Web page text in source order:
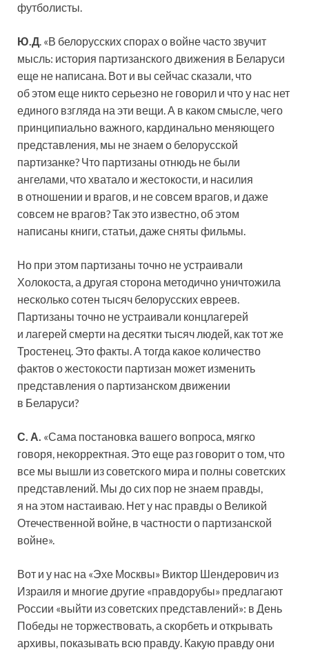
футболисты.
Ю.Д. «В белорусских спорах о войне часто звучит
мысль: история партизанского движения в Беларуси
еще не написана. Вот и вы сейчас сказали, что
об этом еще никто серьезно не говорил и что у нас нет
единого взгляда на эти вещи. А в каком смысле, чего
принципиально важного, кардинально меняющего
представления, мы не знаем о белорусской
партизанке? Что партизаны отнюдь не были
ангелами, что хватало и жестокости, и насилия
в отношении и врагов, и не совсем врагов, и даже
совсем не врагов? Так это известно, об этом
написаны книги, статьи, даже сняты фильмы.
Но при этом партизаны точно не устраивали
Холокоста, а другая сторона методично уничтожила
несколько сотен тысяч белорусских евреев.
Партизаны точно не устраивали концлагерей
и лагерей смерти на десятки тысяч людей, как тот же
Тростенец. Это факты. А тогда какое количество
фактов о жестокости партизан может изменить
представления о партизанском движении
в Беларуси?
С. А. «Сама постановка вашего вопроса, мягко
говоря, некорректная. Это еще раз говорит о том, что
все мы вышли из советского мира и полны советских
представлений. Мы до сих пор не знаем правды,
я на этом настаиваю. Нет у нас правды о Великой
Отечественной войне, в частности о партизанской
войне».
Вот и у нас на «Эхе Москвы» Виктор Шендерович из
Израиля и многие другие «правдорубы» предлагают
России «выйти из советских представлений»: в День
Победы не торжествовать, а скорбеть и открывать
архивы, показывать всю правду. Какую правду они